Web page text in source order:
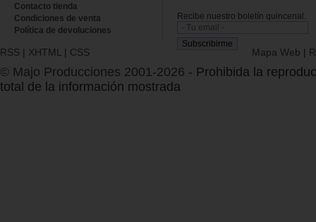
Contacto tienda
Condiciones de venta
Política de devoluciones
Recibe nuestro boletín quincenal.
RSS | XHTML | CSS Mapa Web |
© Majo Producciones 2001-2026 - Prohibida la
total de la información mostrada